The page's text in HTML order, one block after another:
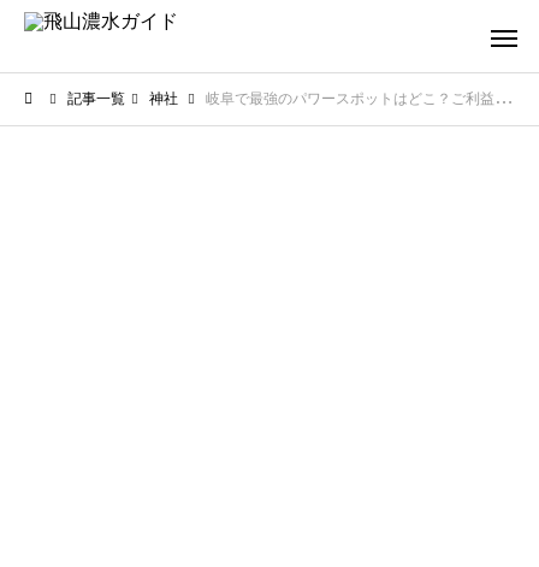
記事一覧 神社 岐阜で最強のパワースポットはどこ？ご利益抜群と噂の神秘スポットを厳選紹介